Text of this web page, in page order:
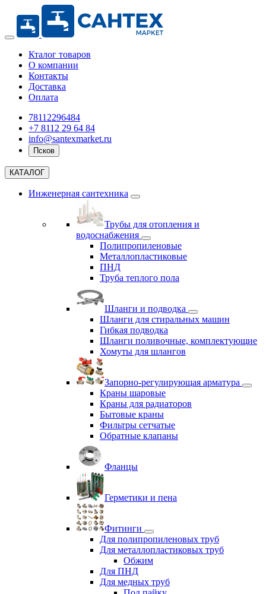
Кталог товаров
О компании
Контакты
Доставка
Оплата
78112296484
+7 8112 29 64 84
info@santexmarket.ru
Псков
КАТАЛОГ
Инженерная сантехника
Трубы для отопления и
водоснабжения
Полипропиленовые
Металлопластиковые
ПНД
Труба теплого пола
Шланги и подводка
Шланги для стиральных машин
Гибкая подводка
Шланги поливочные, комплектующие
Хомуты для шлангов
Запорно-регулирующая арматура
Краны шаровые
Краны для радиаторов
Бытовые краны
Фильтры сетчатые
Обратные клапаны
Фланцы
Герметики и пена
Фитинги
Для полипропиленовых труб
Для металлопластиковых труб
Обжим
Для ПНД
Для медных труб